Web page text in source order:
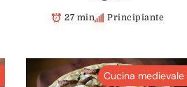
27 min Principiante
Cucina medievale